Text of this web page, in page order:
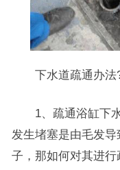
下水道疏通办法
1、疏通浴缸下水
发生堵塞是由毛发
子，那如何对其进